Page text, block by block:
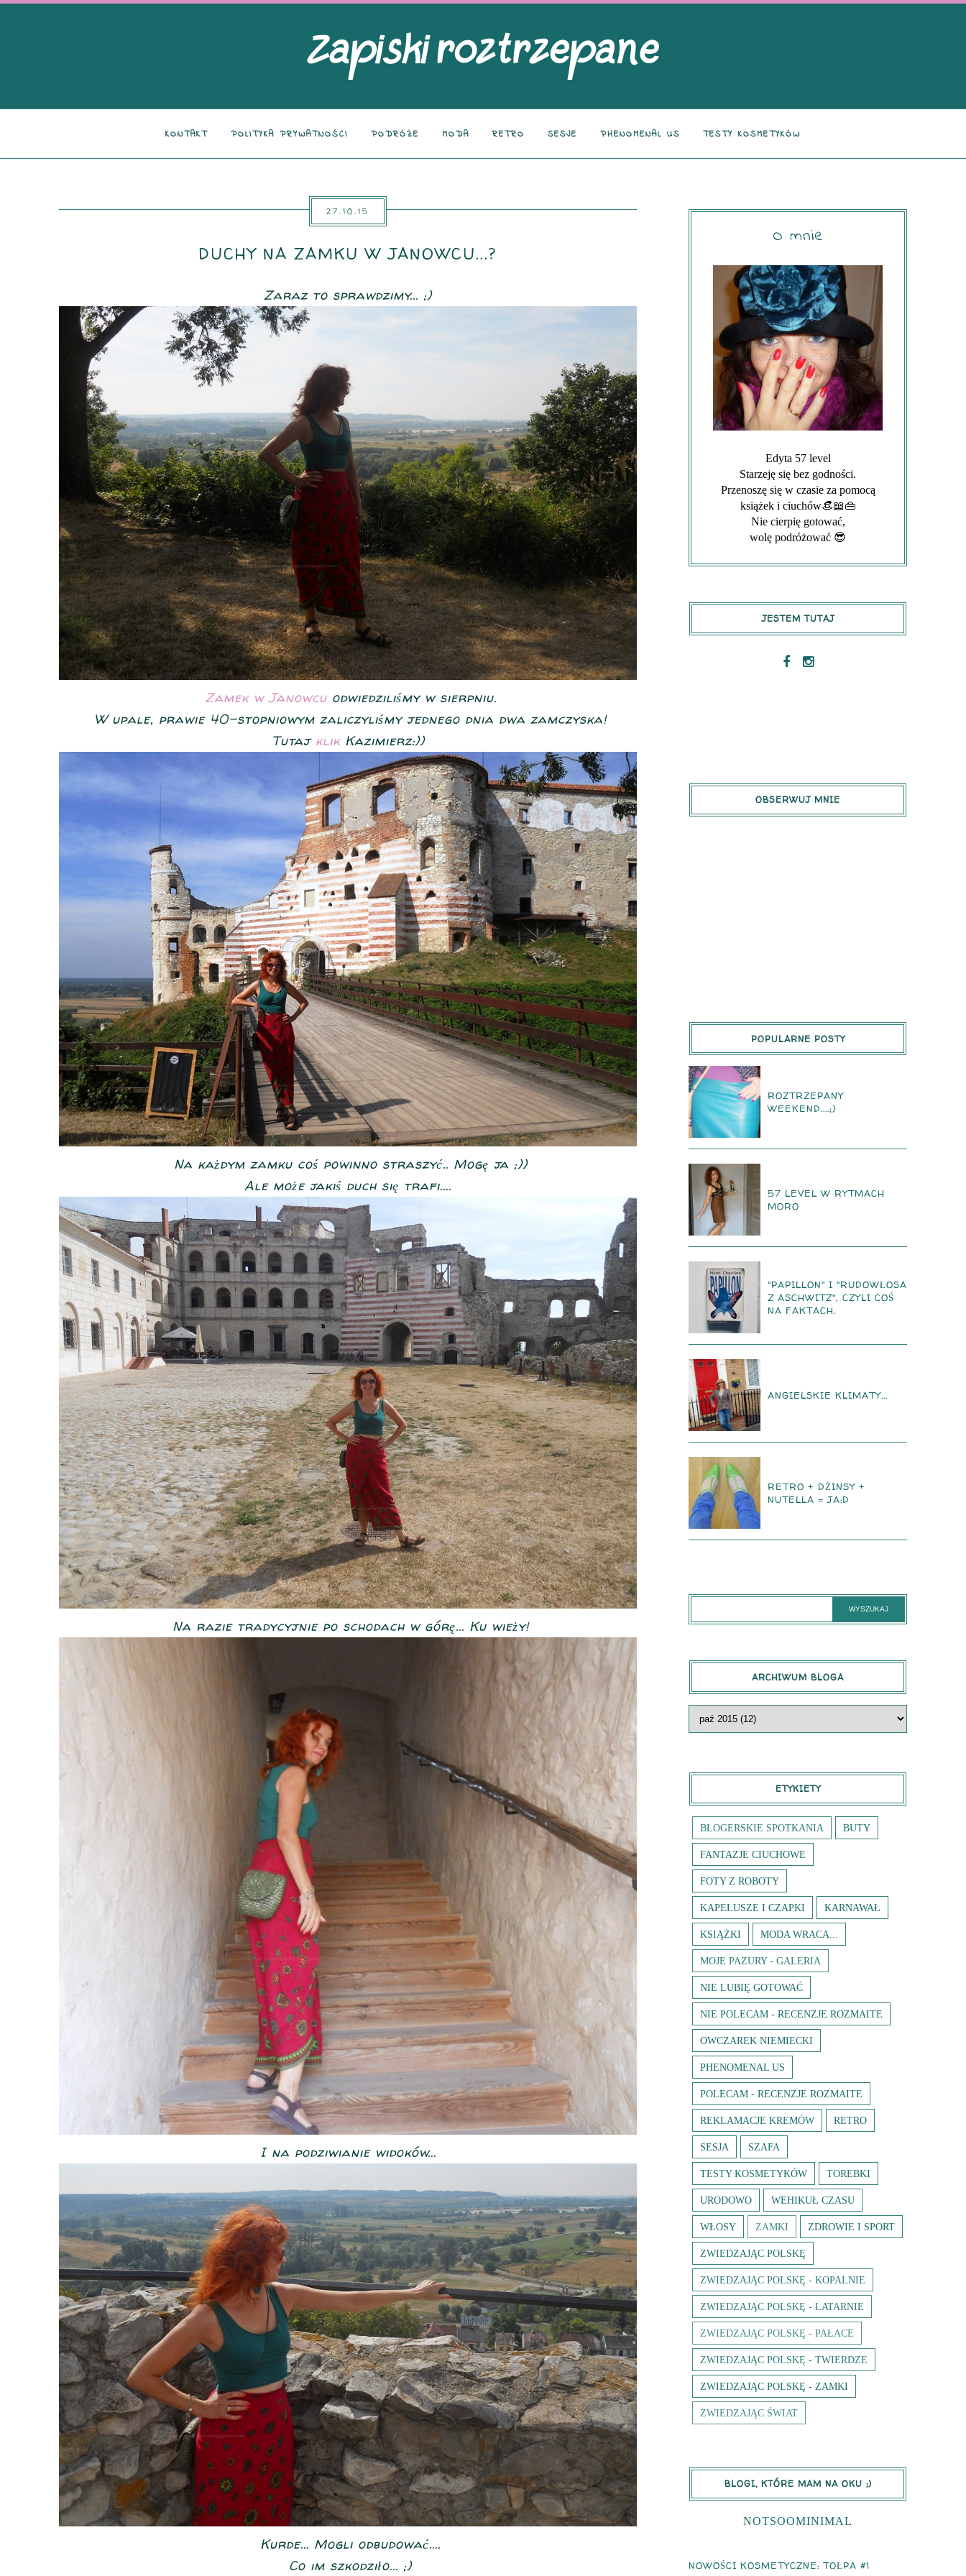
KONTAKT POLITYKA PRYWATNOŚCI PODRÓŻE MODA RETRO SESJE PHENOMENAL US TESTY KOSMETYKÓW
27.10.15
DUCHY NA ZAMKU W JANOWCU...?
Zaraz to sprawdzimy... ;)
Zamek w Janowcuodwiedziliśmy w sierpniu.
W upale, prawie 40-stopniowym zaliczyliśmy jednego dnia dwa zamczyska!
Tutaj klik Kazimierz:))
Na każdym zamku coś powinno straszyć.. Mogę ja ;))
Ale może jakiś duch się trafi....
Na razie tradycyjnie po schodach w górę... Ku wieży!
I na podziwianie widoków...
Kurde... Mogli odbudować....
Co im szkodziło... ;)
O mnie
Edyta 57 level
Starzeję się bez godności.
Przenoszę się w czasie za pomocą
książek i ciuchów👒📖👜
Nie cierpię gotować,
wolę podróżować 😎
JESTEM TUTAJ
OBSERWUJ MNIE
POPULARNE POSTY
ROZTRZEPANY
WEEKEND....;)
57 LEVEL W RYTMACH
MORO
"PAPILLON" I "RUDOWŁOSA
Z ASCHWITZ", CZYLI COŚ
NA FAKTACH.
ANGIELSKIE KLIMATY...
RETRO + DŻINSY +
NUTELLA = JA:D
ARCHIWUM BLOGA
ETYKIETY
BLOGERSKIE SPOTKANIA BUTY
FANTAZJE CIUCHOWE
FOTY Z ROBOTY
KAPELUSZE I CZAPKI KARNAWAŁ
KSIĄŻKI MODA WRACA...
MOJE PAZURY - GALERIA
NIE LUBIĘ GOTOWAĆ
NIE POLECAM - RECENZJE ROZMAITE
OWCZAREK NIEMIECKI
PHENOMENAL US
POLECAM - RECENZJE ROZMAITE
REKLAMACJE KREMÓW RETRO
SESJA SZAFA
TESTY KOSMETYKÓW TOREBKI
URODOWO WEHIKUŁ CZASU
WŁOSY ZAMKI ZDROWIE I SPORT
ZWIEDZAJĄC POLSKĘ
ZWIEDZAJĄC POLSKĘ - KOPALNIE
ZWIEDZAJĄC POLSKĘ - LATARNIE
ZWIEDZAJĄC POLSKĘ - PAŁACE
ZWIEDZAJĄC POLSKĘ - TWIERDZE
ZWIEDZAJĄC POLSKĘ - ZAMKI
ZWIEDZAJĄC ŚWIAT
BLOGI, KTÓRE MAM NA OKU ;)
NOTSOOMINIMAL
NOWOŚCI KOSMETYCZNE: TOŁPA #1